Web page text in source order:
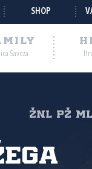
SHOP
Saveza
ŽNL PŽ